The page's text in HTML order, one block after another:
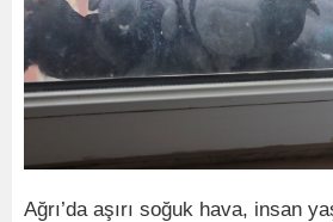
Ağrı’da aşırı soğuk hava, insan